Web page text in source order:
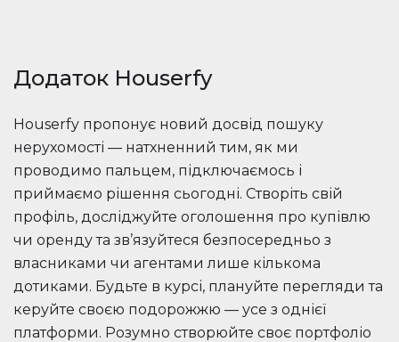
Додаток Houserfy
Houserfy пропонує новий досвід пошуку
нерухомості — натхненний тим, як ми
проводимо пальцем, підключаємось і
приймаємо рішення сьогодні. Створіть свій
профіль, досліджуйте оголошення про купівлю
чи оренду та зв’язуйтеся безпосередньо з
власниками чи агентами лише кількома
дотиками. Будьте в курсі, плануйте перегляди та
керуйте своєю подорожжю — усе з однієї
платформи. Розумно створюйте своє портфоліо